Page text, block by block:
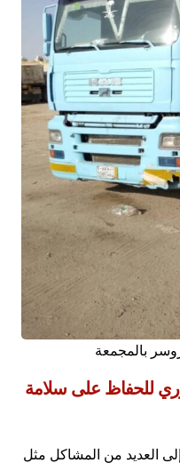
بالمجمعة
للحفاظ على سلامة
العديد من المشاكل مثل